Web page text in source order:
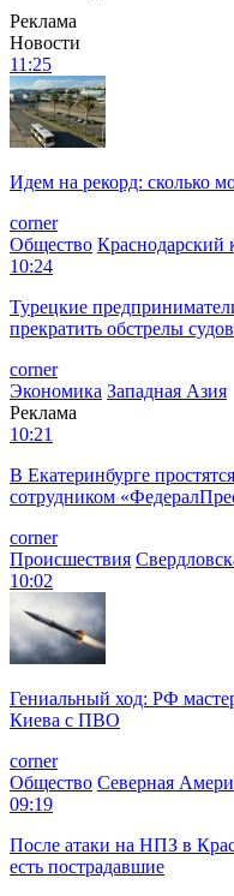
Реклама
Новости
11:25
Идем на рекорд: сколько
corner
Общество Краснодарский
10:24
Турецкие
прекратить обстрелы
corner
Экономика Западная Азия
Реклама
10:21
В Екатеринбурге
сотрудником
corner
Происшествия
10:02
Гениальный ход: РФ
Киева с ПВО
corner
Общество Северная
09:19
После атаки на НПЗ в
есть пострадавшие